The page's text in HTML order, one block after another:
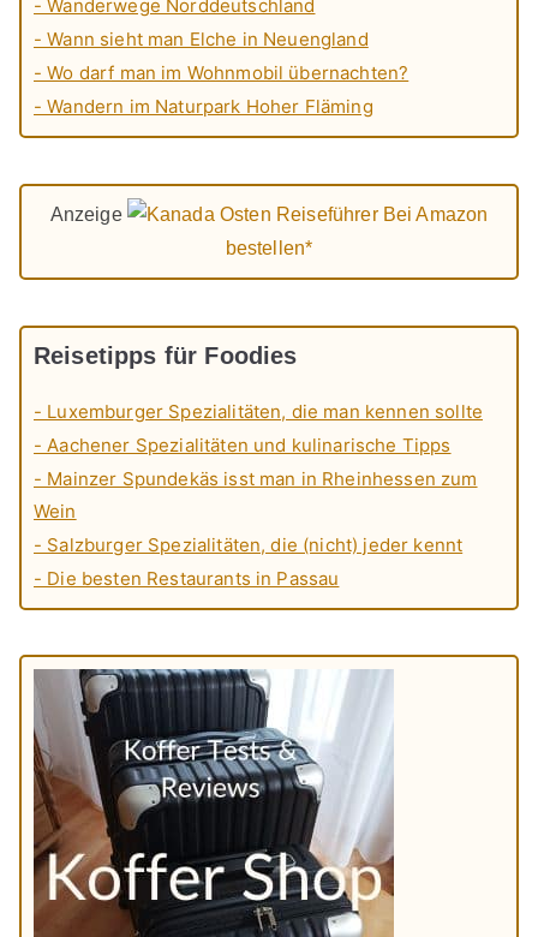
- Wanderwege Norddeutschland
- Wann sieht man Elche in Neuengland
- Wo darf man im Wohnmobil übernachten?
- Wandern im Naturpark Hoher Fläming
Anzeige
Bei Amazon
bestellen*
Reisetipps für Foodies
- Luxemburger Spezialitäten, die man kennen sollte
- Aachener Spezialitäten und kulinarische Tipps
- Mainzer Spundekäs isst man in Rheinhessen zum
Wein
- Salzburger Spezialitäten, die (nicht) jeder kennt
- Die besten Restaurants in Passau